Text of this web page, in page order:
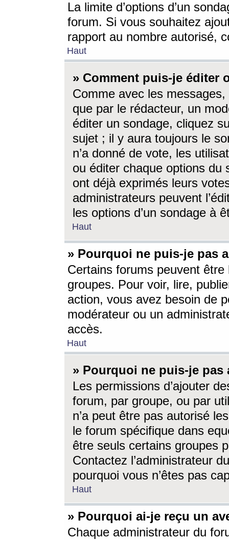
La limite d’options d’un
forum. Si vous souhaitez
rapport au nombre autorisé,
Haut
» Comment puis-je éditer
Comme avec les
que par le rédacteur, un
éditer un sondage, cliquez
sujet ; il y aura toujours le
n’a donné de vote, les
ou éditer chaque options du
ont déjà exprimés leurs
administrateurs peuvent
les options d’un sondage à
Haut
» Pourquoi ne puis-je pas
Certains forums peuvent être
groupes. Pour voir, lire,
action, vous avez besoin de
modérateur ou un
accès.
Haut
» Pourquoi ne puis-je
Les permissions d’ajouter
forum, par groupe, ou par
n’a peut être pas autorisé
le forum spécifique dans
être seuls certains groupes
Contactez l’administrateur
pourquoi vous n’êtes pas
Haut
» Pourquoi ai-je reçu un
Chaque administrateur du